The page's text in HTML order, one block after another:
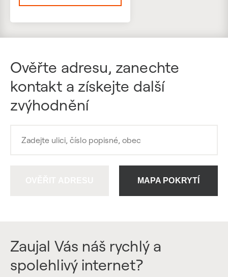
Ověřte adresu, zanechte
kontakt a získejte další
zvýhodnění
MAPA POKRYTÍ
Zaujal Vás náš rychlý a
spolehlivý internet?